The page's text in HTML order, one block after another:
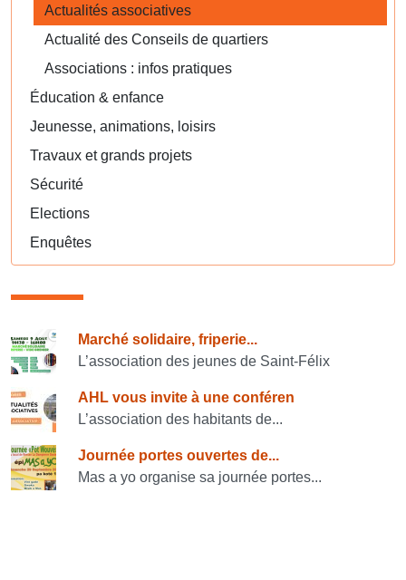
Actualités associatives
Actualité des Conseils de quartiers
Associations : infos pratiques
Éducation & enfance
Jeunesse, animations, loisirs
Travaux et grands projets
Sécurité
Elections
Enquêtes
Consulter également
Marché solidaire, friperie...
L’association des jeunes de Saint-Félix
AHL vous invite à une conféren
L’association des habitants de...
Journée portes ouvertes de...
Mas a yo organise sa journée portes...